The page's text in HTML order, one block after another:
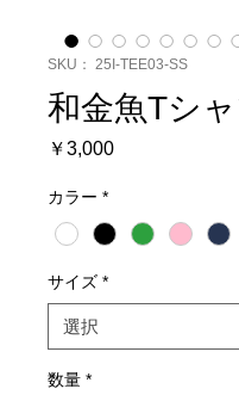
SKU： 25I-TEE03-SS
和金魚Tシ
￥3,000価
カラー *
サイズ *
数量 *